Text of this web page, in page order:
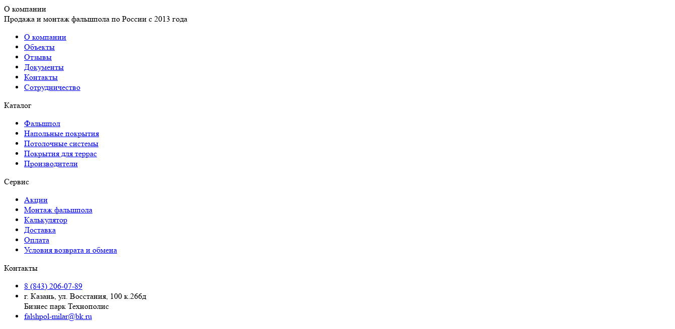
О компании
Продажа и монтаж фальшпола по России с 2013 года
О компании
Объекты
Отзывы
Документы
Контакты
Сотрудничество
Каталог
Фальшпол
Напольные покрытия
Потолочные системы
Покрытия для террас
Производители
Сервис
Акции
Монтаж фальшпола
Калькулятор
Доставка
Оплата
Условия возврата и обмена
Контакты
8 (843) 206-07-89
г. Казань, ул. Восстания, 100 к.266д
Бизнес парк Технополис
falshpol-milar@bk.ru